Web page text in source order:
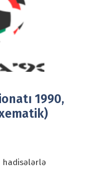
1990,
hadisələrlə